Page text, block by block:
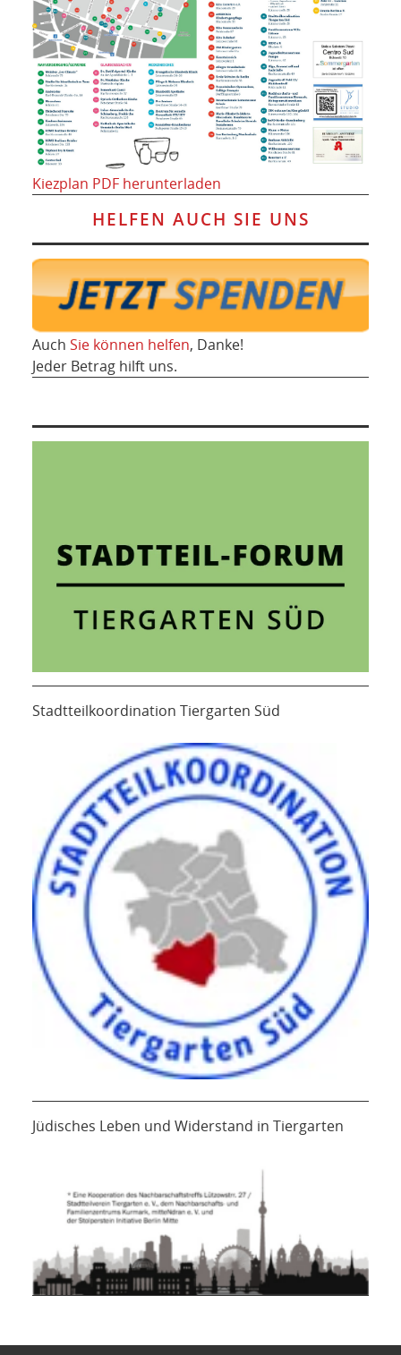
Kiezplan PDF herunterladen
HELFEN AUCH SIE UNS
Auch Sie können helfen, Danke!
Jeder Betrag hilft uns.
Stadtteilkoordination Tiergarten Süd
Jüdisches Leben und Widerstand in Tiergarten